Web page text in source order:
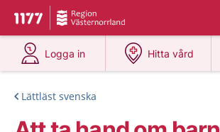
Till startsidan för 1177
Du har valt region
Logga in
på 1177.se
Hitta vård
på 1177.se
Lättläst svenska